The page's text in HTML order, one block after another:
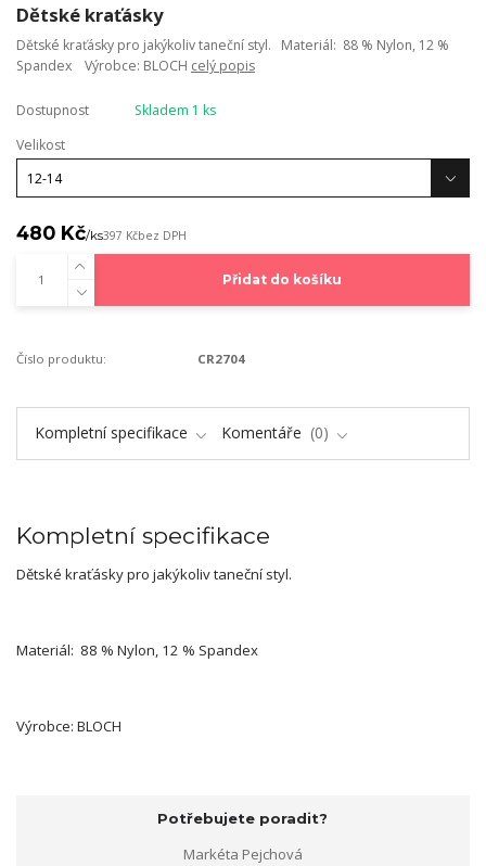
Dětské kraťásky
Dětské kraťásky pro jakýkoliv taneční styl. Materiál: 88 % Nylon, 12 %
Spandex Výrobce: BLOCH celý popis
Dostupnost
Skladem 1 ks
Velikost
480 Kč/ks397 Kčbez DPH
Přidat do košíku
Číslo produktu: CR2704
Kompletní specifikace Komentáře 0
Kompletní specifikace
Dětské kraťásky pro jakýkoliv taneční styl.
Materiál: 88 % Nylon, 12 % Spandex
Výrobce: BLOCH
Potřebujete poradit?
Markéta Pejchová